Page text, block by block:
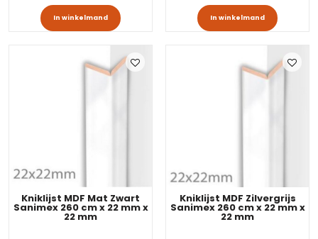
In winkelmand In winkelmand
Kniklijst MDF Mat Zwart
Sanimex 260 cm x 22 mm x
22 mm
Kniklijst MDF Zilvergrijs
Sanimex 260 cm x 22 mm x
22 mm